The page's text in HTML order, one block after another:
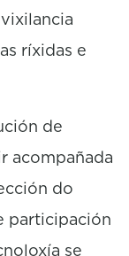
ríxidas e
de
acompañada
do
participación
se